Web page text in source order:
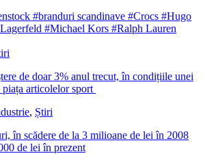
#branduri scandinave #Crocs #Hugo
#Michael Kors #Ralph Lauren
de doar 3% anul trecut, în condițiile unei
piața articolelor sport
, Știri
în scădere de la 3 milioane de lei în 2008
de lei în prezent